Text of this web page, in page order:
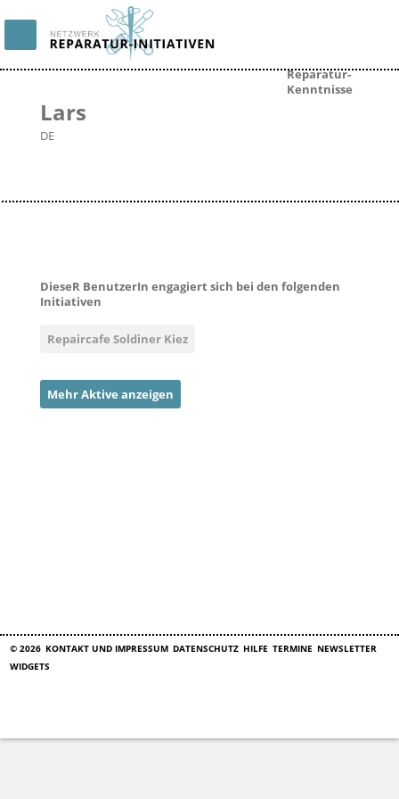
Lars
DE
Reparatur-
Kenntnisse
DieseR BenutzerIn engagiert sich bei den folgenden
Initiativen
Repaircafe Soldiner Kiez
Mehr Aktive anzeigen
© 2026 KONTAKT UND IMPRESSUM DATENSCHUTZ HILFE TERMINE NEWSLETTER
WIDGETS